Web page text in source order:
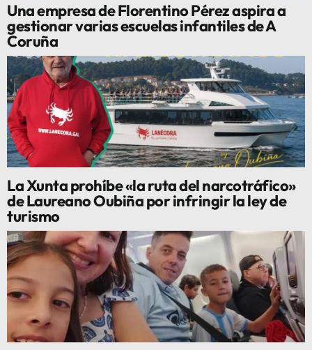
Una empresa de Florentino Pérez aspira a
gestionar varias escuelas infantiles de A
Coruña
La Xunta prohíbe «la ruta del narcotráfico»
de Laureano Oubiña por infringir la ley de
turismo